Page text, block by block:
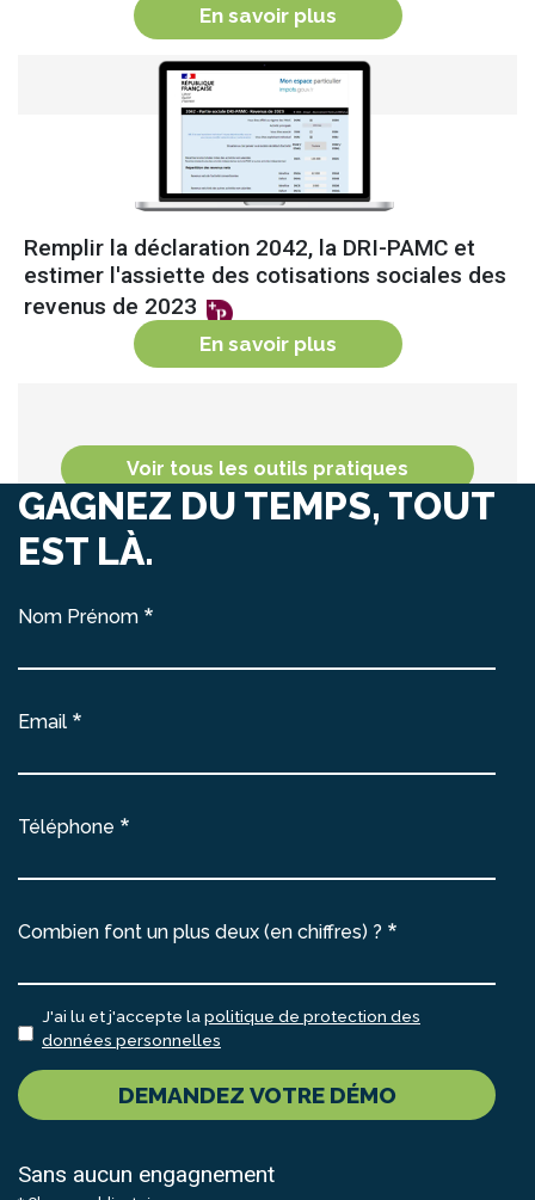
En savoir plus Réintégrer les
Remplir la déclaration 2042, la DRI-PAMC et
estimer l'assiette des cotisations sociales des
revenus de 2023
En savoir plus Remplir la
Voir tous les outils pratiques
GAGNEZ DU TEMPS, TOUT
EST LÀ.
Nom Prénom
Email
Téléphone
Combien font un plus deux (en chiffres) ?
J'ai lu et j'accepte la politique de protection des
données personnelles
DEMANDEZ VOTRE DÉMO
Sans aucun engagnement